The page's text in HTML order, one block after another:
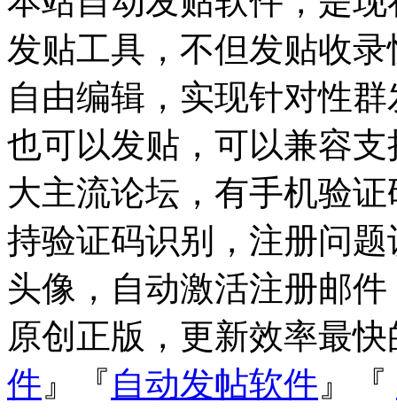
发贴工具，不但发贴收
自由编辑，实现针对性
也可以发贴，可以兼容支
大主流论坛，有手机验
持验证码识别，注册问
头像，自动激活注册邮
原创正版，更新效率最
件 』『 自动发帖软件 』『